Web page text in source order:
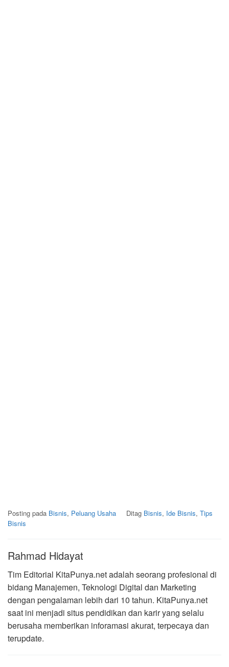
Posting pada Bisnis, Peluang Usaha Ditag Bisnis, Ide Bisnis, Tips
Bisnis
Rahmad Hidayat
Tim Editorial KitaPunya.net adalah seorang profesional di
bidang Manajemen, Teknologi Digital dan Marketing
dengan pengalaman lebih dari 10 tahun. KitaPunya.net
saat ini menjadi situs pendidikan dan karir yang selalu
berusaha memberikan inforamasi akurat, terpecaya dan
terupdate.